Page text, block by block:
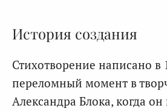
История создания
Стихотворение написано в
переломный момент в
Александра Блока, когда